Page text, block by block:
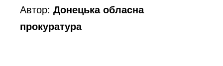
Автор:Донецька обласна
прокуратура